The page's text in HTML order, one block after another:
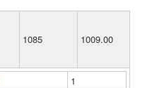
1085 1009.00
1